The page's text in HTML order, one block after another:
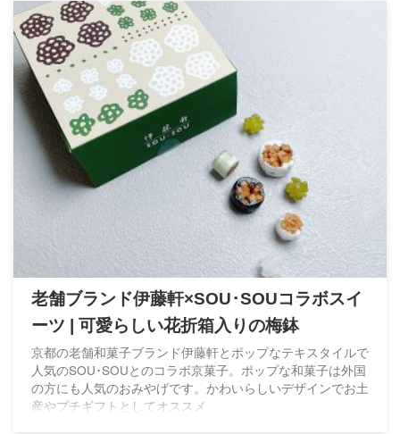
老舗ブランド伊藤軒×SOU･SOUコラボスイ
ーツ | 可愛らしい花折箱入りの梅鉢
京都の老舗和菓子ブランド伊藤軒とポップなテキスタイルで
人気のSOU･SOUとのコラボ京菓子。ポップな和菓子は外国
の方にも人気のおみやげです。かわいらしいデザインでお土
産やプチギフトとしてオススメ